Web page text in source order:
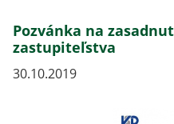
Pozvánka na
zastupiteľstva
30.10.2019